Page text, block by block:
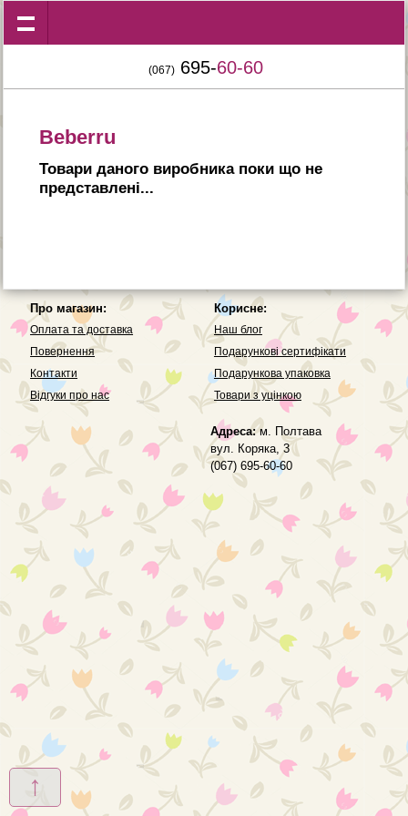
(067) 695-60-60
Beberru
Товари даного виробника поки що не
представленi...
↑
Про магазин:
Оплата та доставка
Повернення
Контакти
Вiдгуки про нас
Корисне:
Наш блог
Подарункові сертифікати
Подарункова упаковка
Товари з уцінкою
Адреса:м. Полтава
вул. Коряка, 3
(067) 695-60-60